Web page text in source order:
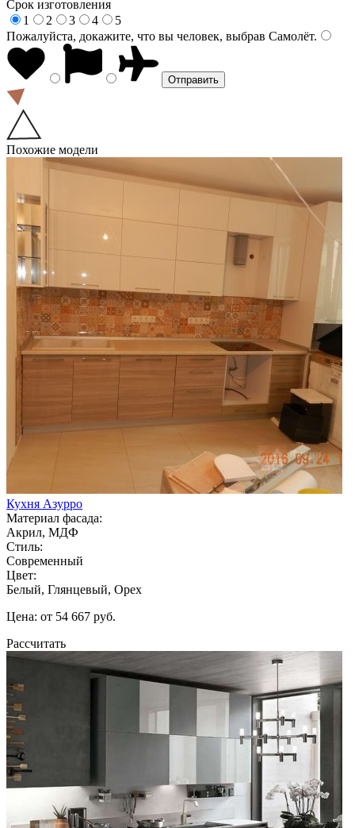
Срок изготовления
1
2 3 4
5
Пожалуйста, докажите, что вы человек, выбрав Самолёт.
Похожие модели
Кухня Азурро
Материал фасада:
Акрил, МДФ
Стиль:
Современный
Цвет:
Белый, Глянцевый, Орех
Цена: от 54 667 руб.
Рассчитать